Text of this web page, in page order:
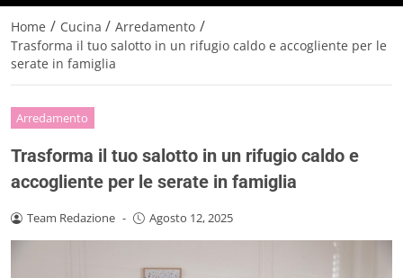
Home / Cucina / Arredamento /
Trasforma il tuo salotto in un rifugio caldo e accogliente per le
serate in famiglia
Arredamento
Trasforma il tuo salotto in un rifugio caldo e
accogliente per le serate in famiglia
Team Redazione - Agosto 12, 2025